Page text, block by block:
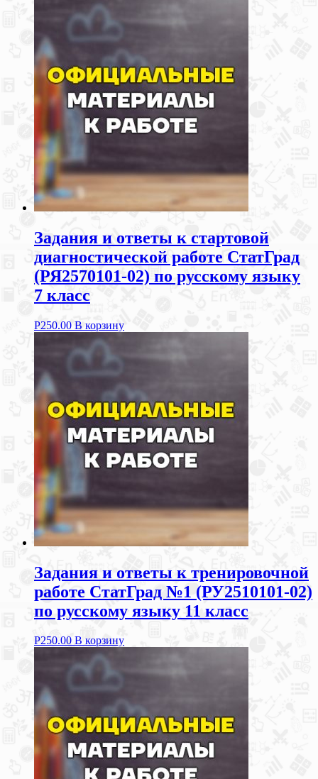
Задания и ответы к стартовой
диагностической работе СтатГрад
(РЯ2570101-02) по русскому языку
7 класс
Р250.00 В корзину
Задания и ответы к тренировочной
работе СтатГрад №1 (РУ2510101-02)
по русскому языку 11 класс
Р250.00 В корзину